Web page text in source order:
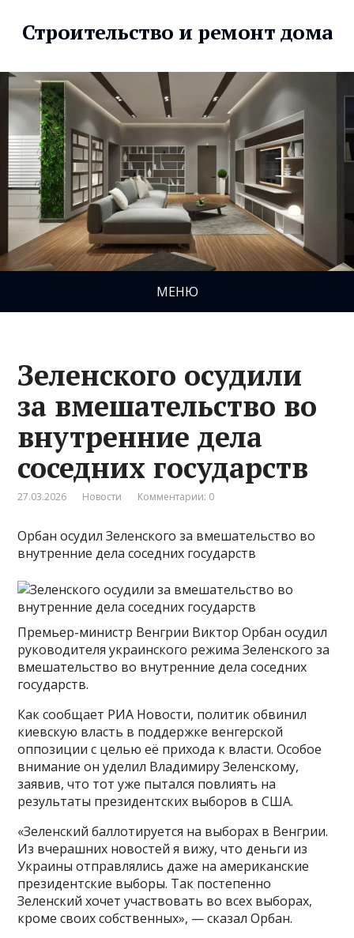
Строительство и ремонт дома
МЕНЮ
Зеленского осудили
за вмешательство во
внутренние дела
соседних государств
27.03.2026 Новости Комментарии: 0
Орбан осудил Зеленского за вмешательство во
внутренние дела соседних государств
Премьер-министр Венгрии Виктор Орбан осудил
руководителя украинского режима Зеленского за
вмешательство во внутренние дела соседних
государств.
Как сообщает РИА Новости, политик обвинил
киевскую власть в поддержке венгерской
оппозиции с целью её прихода к власти. Особое
внимание он уделил Владимиру Зеленскому,
заявив, что тот уже пытался повлиять на
результаты президентских выборов в США.
«Зеленский баллотируется на выборах в Венгрии.
Из вчерашних новостей я вижу, что деньги из
Украины отправлялись даже на американские
президентские выборы. Так постепенно
Зеленский хочет участвовать во всех выборах,
кроме своих собственных», — сказал Орбан.